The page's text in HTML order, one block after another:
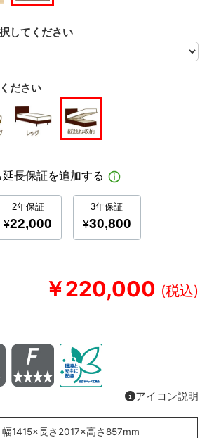
￥220,000
してください
ださい
アイコン説明
幅1415×長さ2017×高さ857mm